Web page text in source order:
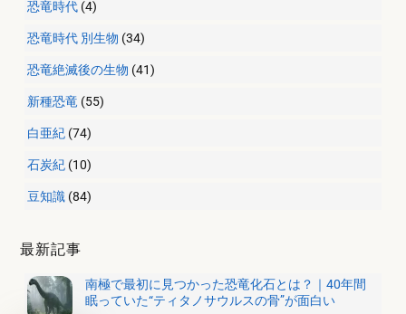
恐竜時代 (4)
恐竜時代 別生物 (34)
恐竜絶滅後の生物 (41)
新種恐竜 (55)
白亜紀 (74)
石炭紀 (10)
豆知識 (84)
最新記事
南極で最初に見つかった恐竜化石とは？｜40年間
眠っていた“ティタノサウルスの骨”が面白い